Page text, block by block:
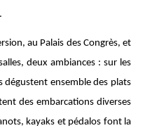
au Palais des Congrès, et
deux ambiances : sur les
dégustent ensemble des plats
des embarcations diverses
kayaks et pédalos font la